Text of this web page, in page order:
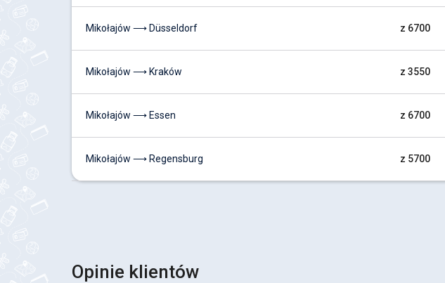
Mikołajów ⟶ Düsseldorf z 6700
Mikołajów ⟶ Kraków z 3550
Mikołajów ⟶ Essen z 6700
Mikołajów ⟶ Regensburg z 5700
Opinie klientów